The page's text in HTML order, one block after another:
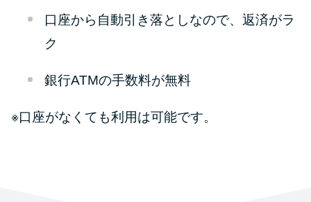
口座から自動引き落としなので、返済がラ
ク
銀行ATMの手数料が無料
※口座がなくても利用は可能です。